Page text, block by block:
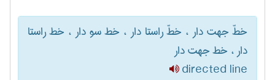
خطّ جهت دار ، خطّ راستا دار ، خط سو دار ، خط راستا
دار ، خط جهت دار
directed line